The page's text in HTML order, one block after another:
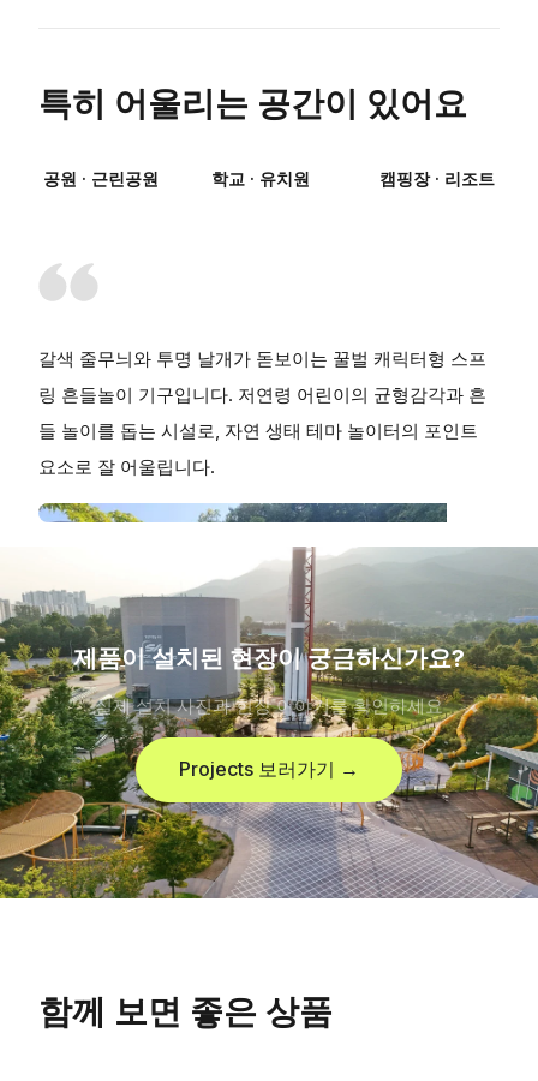
특히 어울리는 공간이 있어요
공원 · 근린공원 학교 · 유치원 캠핑장 · 리조트
갈색 줄무늬와 투명 날개가 돋보이는 꿀벌 캐릭터형 스프
링 흔들놀이 기구입니다. 저연령 어린이의 균형감각과 흔
들 놀이를 돕는 시설로, 자연 생태 테마 놀이터의 포인트
요소로 잘 어울립니다.
제품이 설치된 현장이 궁금하신가요?
실제 설치 사진과 현장 이야기를 확인하세요
Projects 보러가기 →
함께 보면 좋은 상품